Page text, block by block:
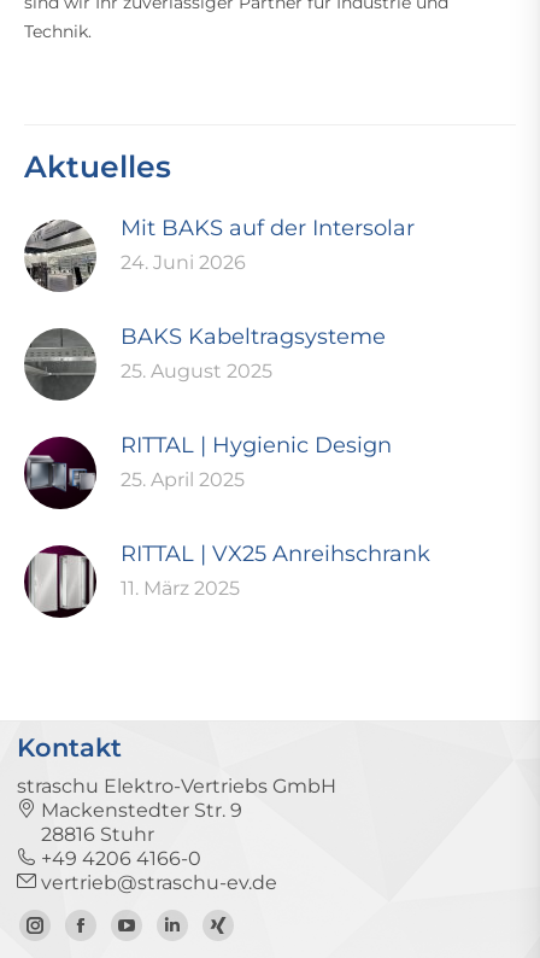
Technik.
Aktuelles
Mit BAKS auf der Intersolar
24. Juni 2026
BAKS Kabeltragsysteme
25. August 2025
RITTAL | Hygienic Design
25. April 2025
RITTAL | VX25 Anreihschrank
11. März 2025
Kontakt
straschu Elektro-Vertriebs GmbH
Mackenstedter Str. 9
28816 Stuhr
+49 4206 4166-0
vertrieb@straschu-ev.de
ZumZur
ZumZumZum